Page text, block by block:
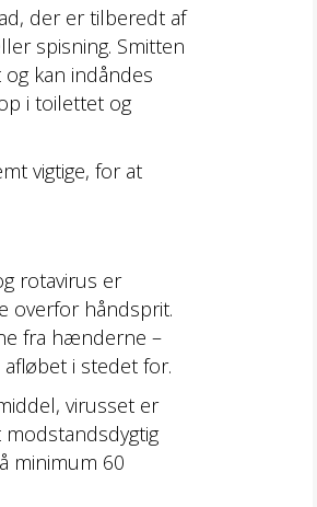
der er tilberedt af
spisning. Smitten
kan indåndes
i toilettet og
vigtige, for at
rotavirus er
overfor håndsprit.
fra hænderne –
i stedet for.
virusset er
minimum 60